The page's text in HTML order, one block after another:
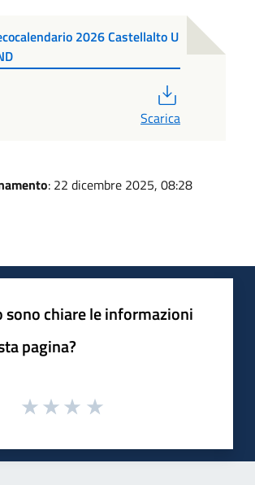
2026 Castellalto U
Scarica
: 22 dicembre 2025, 08:28
sono chiare le informazioni
pagina?